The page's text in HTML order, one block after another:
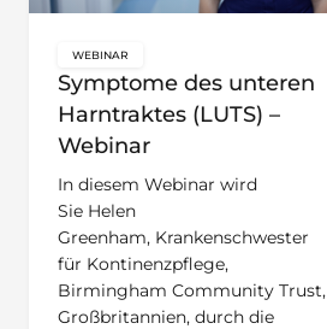
Symptome des unteren
Harntraktes (LUTS) –
Webinar
WEBINAR
In diesem Webinar wird
Sie Helen
Greenham, Krankenschwester
für Kontinenzpflege,
Birmingham Community Trust,
Großbritannien, durch die